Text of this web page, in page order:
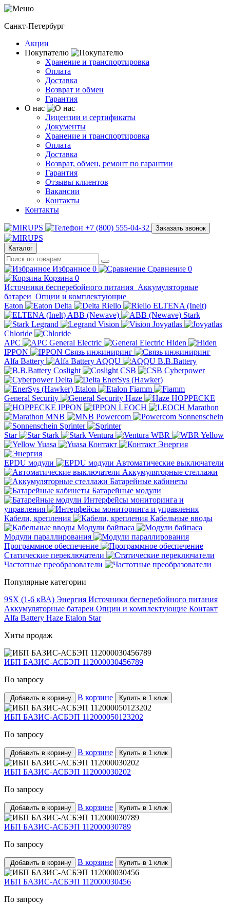
Санкт-Петербург
Акции
Покупателю
Хранение и транспортировка
Оплата
Доставка
Возврат и обмен
Гарантия
О нас
Лицензии и сертификаты
Документы
Хранение и транспортировка
Оплата
Доставка
Возврат, обмен, ремонт по гарантии
Гарантия
Отзывы клиентов
Вакансии
Контакты
Контакты
+7 (800) 555-04-32 Заказать звонок
Каталог
Избранное 0 Сравнение 0
Корзина 0
Источники бесперебойного питания Аккумуляторные
батареи Опции и комплектующие
Eaton
Delta Riello
ELTENA (Inelt)
ABB (Newave)
Stark
Legrand
Vision
Jovyatlas
Chloride
APC
General Electric
Hiden
IPPON
Связь инжиниринг
Alfa Battery
AQQU
B.B.Battery
Coslight
CSB
Cyberpower
Delta
EnerSys (Hawker)
Etalon
Fiamm
General Security
Haze
HOPPECKE
IPPON
LEOCH
Marathon
MNB
Powercom
Sonnenschein
Sprinter
Star
Stark Ventura WBR
Yellow
Yuasa
Контакт Энергия
EPDU модули
Автоматические выключатели
Аккумуляторные стеллажи
Батарейные кабинеты
Батарейные модули
Интерфейсы мониторинга и
управления
Кабели, крепления
Кабельные вводы
Модули байпаса
Модули параллирования
Программное обеспечение
Статические переключатели
Частотные преобразователи
Популярные категории
9SX (1-6 кВА) Энергия Источники бесперебойного питания
Аккумуляторные батареи Опции и комплектующие Контакт
Alfa Battery Haze Etalon Star
Хиты продаж
ИБП БАЗИС-АСБЭП 112000030456789
По запросу
Добавить в корзину В корзине Купить в 1 клик
ИБП БАЗИС-АСБЭП 112000050123202
По запросу
Добавить в корзину В корзине Купить в 1 клик
ИБП БАЗИС-АСБЭП 112000030202
По запросу
Добавить в корзину В корзине Купить в 1 клик
ИБП БАЗИС-АСБЭП 112000030789
По запросу
Добавить в корзину В корзине Купить в 1 клик
ИБП БАЗИС-АСБЭП 112000030456
По запросу